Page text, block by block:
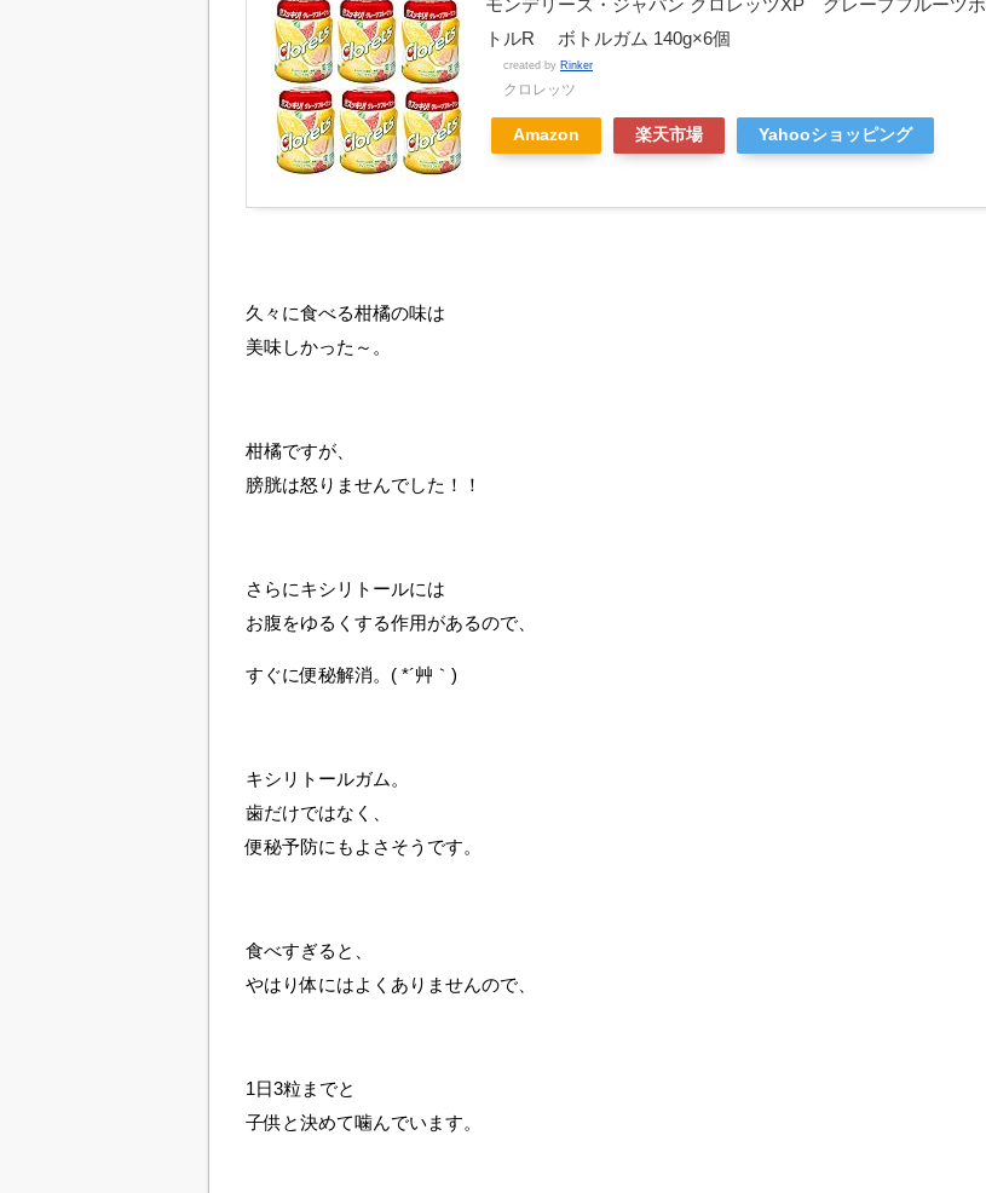
トルR ボトルガム 140g×6個
created by Rinker
クロレッツ
Amazon 楽天市場 Yahooショッピング
久々に食べる柑橘の味は
美味しかった～。
柑橘ですが、
膀胱は怒りませんでした！！
さらにキシリトールには
お腹をゆるくする作用があるので、
すぐに便秘解消。( *´艸｀)
キシリトールガム。
歯だけではなく、
便秘予防にもよさそうです。
食べすぎると、
やはり体にはよくありませんので、
1日3粒までと
子供と決めて噛んでいます。